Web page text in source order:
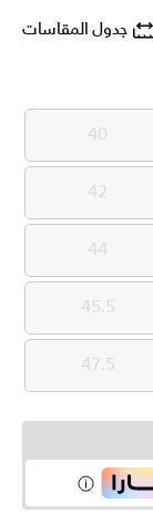
جدول المقاسات
40
40
42
42
44
44
45.5
45.5
47.5
47.5